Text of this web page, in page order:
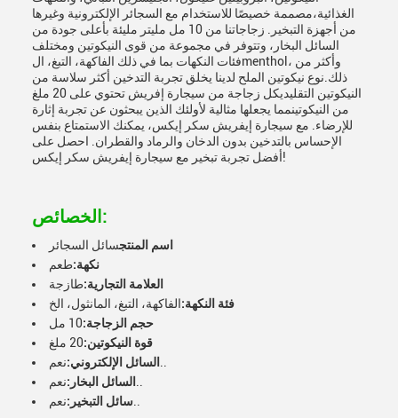
الغذائية،مصممة خصيصًا للاستخدام مع السجائر الإلكترونية وغيرها
من أجهزة التبخير. زجاجاتنا من 10 مل مليتر مليئة بأعلى جودة من
السائل البخار، وتتوفر في مجموعة من قوى النيكوتين ومختلف
فئات النكهات بما في ذلك الفاكهة، التبغ، الmenthol، وأكثر من
ذلك.نوع نيكوتين الملح لدينا يخلق تجربة التدخين أكثر سلاسة من
النيكوتين التقليديكل زجاجة من سيجارة إفريش تحتوي على 20 ملغ
من النيكوتينمما يجعلها مثالية لأولئك الذين يبحثون عن تجربة إثارة
للإرضاء. مع سيجارة إيفريش سكر إيكس، يمكنك الاستمتاع بنفس
الإحساس بالتدخين بدون الدخان والرماد والقطران. احصل على
أفضل تجربة تبخير مع سيجارة إيفريش سكر إيكس!
الخصائص:
اسم المنتجسائل السجائر
نكهة:طعم
العلامة التجارية:طازجة
فئة النكهة:الفاكهة، التبغ، المانثول، الخ
حجم الزجاجة:10 مل
قوة النيكوتين:20 ملغ
السائل الإلكتروني:
السائل البخار:
سائل التبخير: